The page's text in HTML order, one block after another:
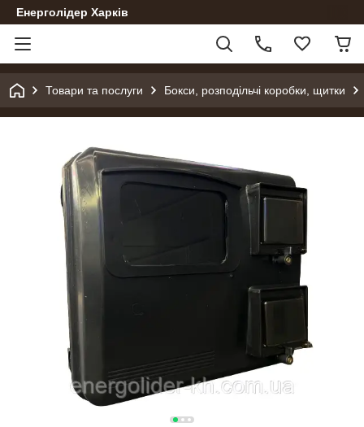
Енерголідер Харків
Товари та послуги Бокси, розподільчі коробки, щитки